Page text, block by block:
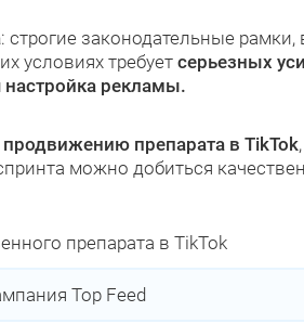
: строгие законодательные
условиях требуетсерьезных
настройка рекламы.
продвижению препарата в TikTok
можно добиться
препарата в TikTok
Top Feed